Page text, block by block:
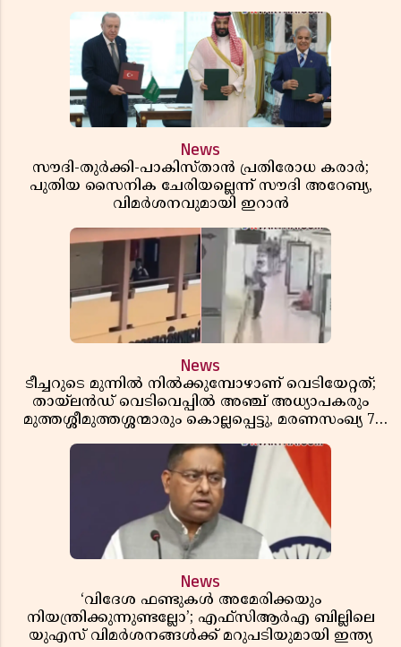
News
സൗദി-തുർക്കി-പാകിസ്താൻ പ്രതിരോധ കരാർ;
പുതിയ സൈനിക ചേരിയല്ലെന്ന് സൗദി അറേബ്യ,
വിമർശനവുമായി ഇറാൻ
News
ടീച്ചറുടെ മുന്നിൽ നിൽക്കുമ്പോഴാണ് വെടിയേറ്റത്;
തായ്‌ലൻഡ് വെടിവെപ്പിൽ അഞ്ച് അധ്യാപകരും
മുത്തശ്ശീമുത്തശ്ശന്മാരും കൊല്ലപ്പെട്ടു, മരണസംഖ്യ 7;
News
‘വിദേശ ഫണ്ടുകൾ അമേരിക്കയും
നിയന്ത്രിക്കുന്നുണ്ടല്ലോ’; എഫ്സിആർഎ ബില്ലിലെ
യുഎസ് വിമർശനങ്ങൾക്ക് മറുപടിയുമായി ഇന്ത്യ